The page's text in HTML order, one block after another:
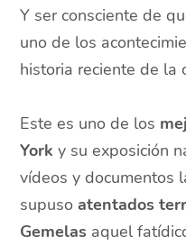
Y ser consciente de
uno de los
historia reciente de la
Este es uno de los
York y su exposición
vídeos y documentos
supuso atentados
Gemelas aquel